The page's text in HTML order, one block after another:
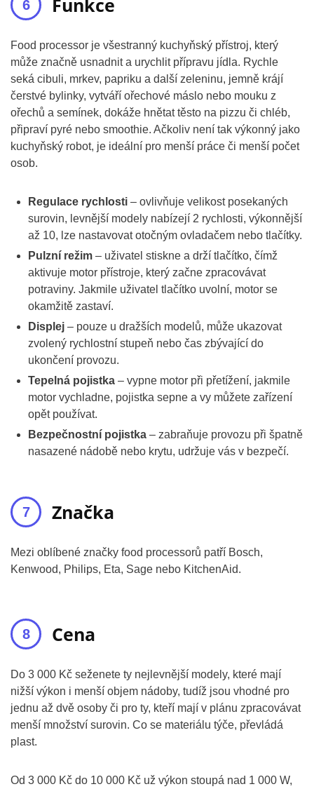
Funkce
Food processor je všestranný kuchyňský přístroj, který
může značně usnadnit a urychlit přípravu jídla. Rychle
seká cibuli, mrkev, papriku a další zeleninu, jemně krájí
čerstvé bylinky, vytváří ořechové máslo nebo mouku z
ořechů a semínek, dokáže hnětat těsto na pizzu či chléb,
připraví pyré nebo smoothie. Ačkoliv není tak výkonný jako
kuchyňský robot, je ideální pro menší práce či menší počet
osob.
Regulace rychlosti – ovlivňuje velikost posekaných
surovin, levnější modely nabízejí 2 rychlosti, výkonnější
až 10, lze nastavovat otočným ovladačem nebo tlačítky.
Pulzní režim – uživatel stiskne a drží tlačítko, čímž
aktivuje motor přístroje, který začne zpracovávat
potraviny. Jakmile uživatel tlačítko uvolní, motor se
okamžitě zastaví.
Displej – pouze u dražších modelů, může ukazovat
zvolený rychlostní stupeň nebo čas zbývající do
ukončení provozu.
Tepelná pojistka – vypne motor při přetížení, jakmile
motor vychladne, pojistka sepne a vy můžete zařízení
opět používat.
Bezpečnostní pojistka – zabraňuje provozu při špatně
nasazené nádobě nebo krytu, udržuje vás v bezpečí.
Značka
Mezi oblíbené značky food processorů patří Bosch,
Kenwood, Philips, Eta, Sage nebo KitchenAid.
Cena
Do 3 000 Kč seženete ty nejlevnější modely, které mají
nižší výkon i menší objem nádoby, tudíž jsou vhodné pro
jednu až dvě osoby či pro ty, kteří mají v plánu zpracovávat
menší množství surovin. Co se materiálu týče, převládá
plast.
Od 3 000 Kč do 10 000 Kč už výkon stoupá nad 1 000 W,